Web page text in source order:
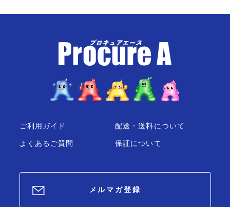
ご利用ガイド
よくあるご質問
配送・送料について
保証について
メルマガ登録